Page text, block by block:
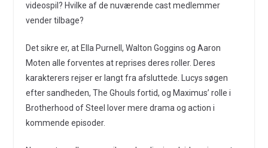
videospil? Hvilke af de nuværende cast medlemmer
vender tilbage?
Det sikre er, at Ella Purnell, Walton Goggins og Aaron
Moten alle forventes at reprises deres roller. Deres
karakterers rejser er langt fra afsluttede. Lucys søgen
efter sandheden, The Ghouls fortid, og Maximus’ rolle i
Brotherhood of Steel lover mere drama og action i
kommende episoder.